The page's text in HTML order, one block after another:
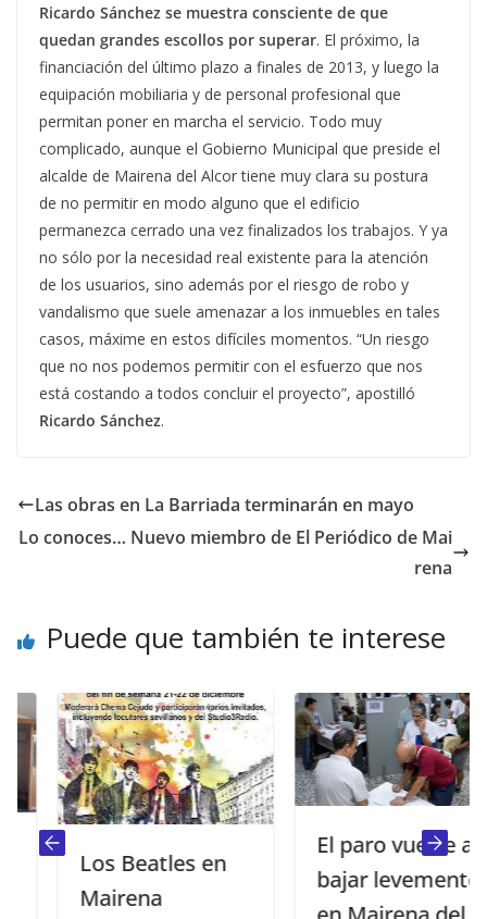
Ricardo Sánchez se muestra consciente de que
quedan grandes escollos por superar. El próximo, la
financiación del último plazo a finales de 2013, y luego la
equipación mobiliaria y de personal profesional que
permitan poner en marcha el servicio. Todo muy
complicado, aunque el Gobierno Municipal que preside el
alcalde de Mairena del Alcor tiene muy clara su postura
de no permitir en modo alguno que el edificio
permanezca cerrado una vez finalizados los trabajos. Y ya
no sólo por la necesidad real existente para la atención
de los usuarios, sino además por el riesgo de robo y
vandalismo que suele amenazar a los inmuebles en tales
casos, máxime en estos difíciles momentos. “Un riesgo
que no nos podemos permitir con el esfuerzo que nos
está costando a todos concluir el proyecto”, apostilló
Ricardo Sánchez.
Las obras en La Barriada terminarán en mayo
Lo conoces… Nuevo miembro de El Periódico de Mai
rena
Puede que también te interese
Los Beatles en
Mairena
El paro vuelve a
bajar levemente